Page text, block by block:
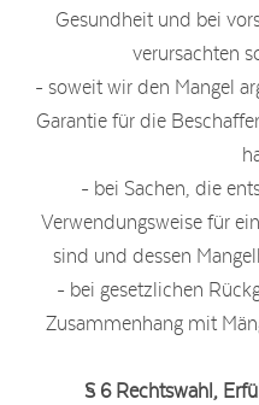
Gesundheit und bei
verursachten
- soweit wir den Mangel
Garantie für die
- bei Sachen, die
Verwendungsweise für
sind und dessen
- bei gesetzlichen
Zusammenhang mit
§ 6 Rechtswahl,